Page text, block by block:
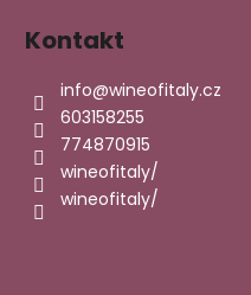
Kontakt
info@wineofitaly.cz
603158255
774870915
wineofitaly/
wineofitaly/